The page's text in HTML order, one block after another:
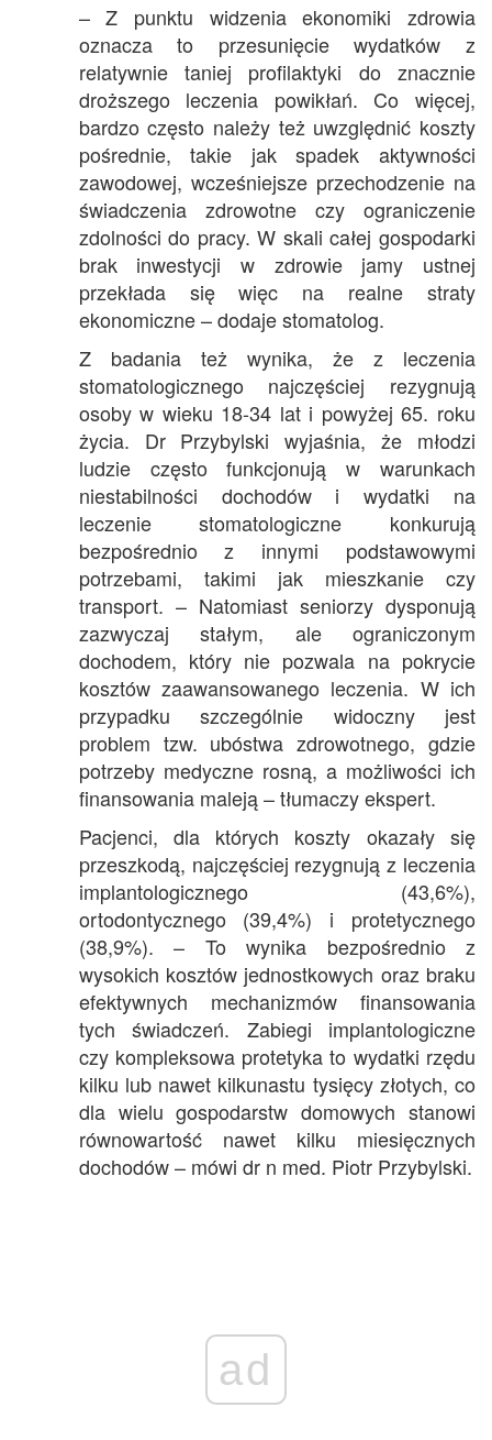
– Z punktu widzenia ekonomiki zdrowia
oznacza to przesunięcie wydatków z
relatywnie taniej profilaktyki do znacznie
droższego leczenia powikłań. Co więcej,
bardzo często należy też uwzględnić koszty
pośrednie, takie jak spadek aktywności
zawodowej, wcześniejsze przechodzenie na
świadczenia zdrowotne czy ograniczenie
zdolności do pracy. W skali całej gospodarki
brak inwestycji w zdrowie jamy ustnej
przekłada się więc na realne straty
ekonomiczne – dodaje stomatolog.
Z badania też wynika, że z leczenia
stomatologicznego najczęściej rezygnują
osoby w wieku 18-34 lat i powyżej 65. roku
życia. Dr Przybylski wyjaśnia, że młodzi
ludzie często funkcjonują w warunkach
niestabilności dochodów i wydatki na
leczenie stomatologiczne konkurują
bezpośrednio z innymi podstawowymi
potrzebami, takimi jak mieszkanie czy
transport. – Natomiast seniorzy dysponują
zazwyczaj stałym, ale ograniczonym
dochodem, który nie pozwala na pokrycie
kosztów zaawansowanego leczenia. W ich
przypadku szczególnie widoczny jest
problem tzw. ubóstwa zdrowotnego, gdzie
potrzeby medyczne rosną, a możliwości ich
finansowania maleją – tłumaczy ekspert.
Pacjenci, dla których koszty okazały się
przeszkodą, najczęściej rezygnują z leczenia
implantologicznego (43,6%),
ortodontycznego (39,4%) i protetycznego
(38,9%). – To wynika bezpośrednio z
wysokich kosztów jednostkowych oraz braku
efektywnych mechanizmów finansowania
tych świadczeń. Zabiegi implantologiczne
czy kompleksowa protetyka to wydatki rzędu
kilku lub nawet kilkunastu tysięcy złotych, co
dla wielu gospodarstw domowych stanowi
równowartość nawet kilku miesięcznych
dochodów – mówi dr n med. Piotr Przybylski.
ad